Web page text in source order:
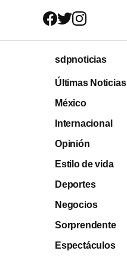
sdpnoticias
Últimas Noticias
México
Internacional
Opinión
Estilo de vida
Deportes
Negocios
Sorprendente
Espectáculos